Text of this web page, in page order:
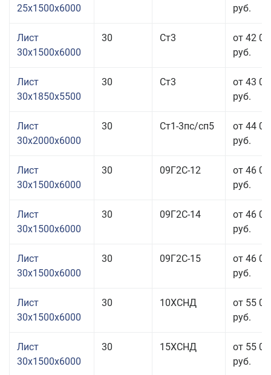
25x1500x6000
руб.
Лист
30x1500x6000
30 Ст3
от 42
руб.
Лист
30x1850x5500
30 Ст3
от 43
руб.
Лист
30x2000x6000
30 Ст1-3пс/сп5
от 44
руб.
Лист
30x1500x6000
30 09Г2С-12
от 46
руб.
Лист
30x1500x6000
30 09Г2С-14
от 46
руб.
Лист
30x1500x6000
30 09Г2С-15
от 46
руб.
Лист
30x1500x6000
30 10ХСНД
от 55
руб.
Лист
30x1500x6000
30 15ХСНД
от 55
руб.